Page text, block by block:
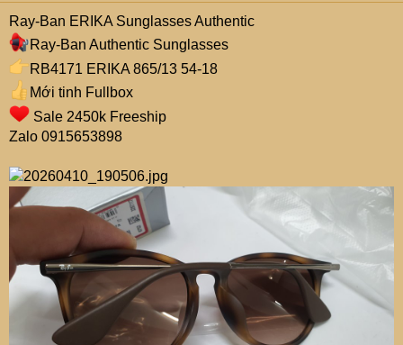
Ray-Ban ERIKA Sunglasses Authentic
Ray-Ban Authentic Sunglasses
RB4171 ERIKA 865/13 54-18
Mới tinh Fullbox
Sale 2450k Freeship
Zalo 0915653898